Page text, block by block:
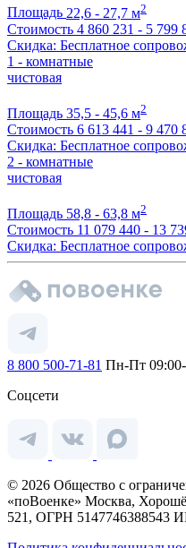
Площадь 22,6 - 27,7 м2
Стоимость 4 860 231 - 5 799
Скидка: Бесплатное
1 - комнатные
чистовая
Площадь 35,5 - 45,6 м2
Стоимость 6 613 441 - 9 470
Скидка: Бесплатное
2 - комнатные
чистовая
Площадь 58,8 - 63,8 м2
Стоимость 11 079 440 - 13
Скидка: Бесплатное
8 800 500-71-81 Пн-Пт
Соцсети
© 2026 Общество с
«поВоенке» Москва,
521, ОГРН 5147746388543